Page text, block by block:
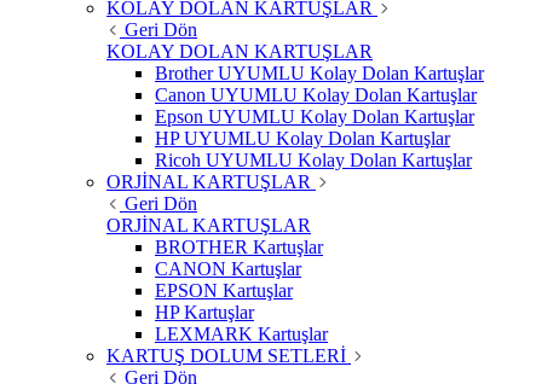
KOLAY DOLAN KARTUŞLAR
Geri Dön
KOLAY DOLAN KARTUŞLAR
Brother UYUMLU Kolay Dolan Kartuşlar
Canon UYUMLU Kolay Dolan Kartuşlar
Epson UYUMLU Kolay Dolan Kartuşlar
HP UYUMLU Kolay Dolan Kartuşlar
Ricoh UYUMLU Kolay Dolan Kartuşlar
ORJİNAL KARTUŞLAR
Geri Dön
ORJİNAL KARTUŞLAR
BROTHER Kartuşlar
CANON Kartuşlar
EPSON Kartuşlar
HP Kartuşlar
LEXMARK Kartuşlar
KARTUŞ DOLUM SETLERİ
Geri Dön